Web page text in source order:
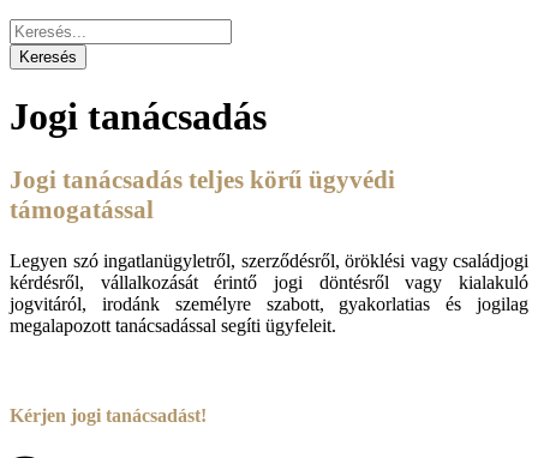
Jogi tanácsadás
Jogi tanácsadás teljes körű ügyvédi
támogatással
Legyen szó ingatlanügyletről, szerződésről, öröklési vagy családjogi
kérdésről, vállalkozását érintő jogi döntésről vagy kialakuló
jogvitáról, irodánk személyre szabott, gyakorlatias és jogilag
megalapozott tanácsadással segíti ügyfeleit.
Kérjen jogi tanácsadást!